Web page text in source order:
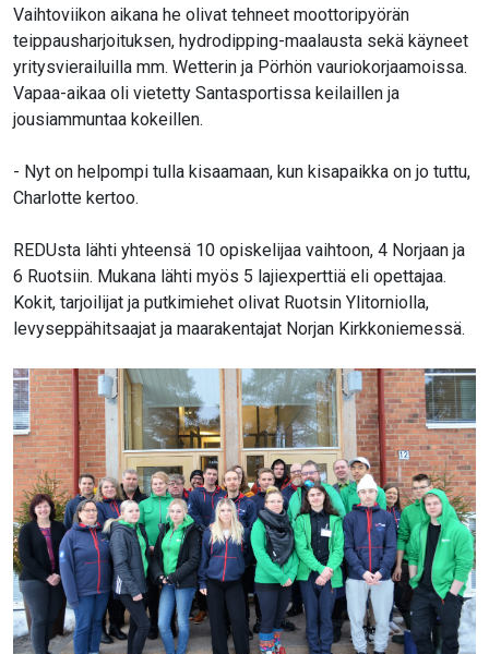
Vaihtoviikon aikana he olivat tehneet moottoripyörän
teippausharjoituksen, hydrodipping-maalausta sekä käyneet
yritysvierailuilla mm. Wetterin ja Pörhön vauriokorjaamoissa.
Vapaa-aikaa oli vietetty Santasportissa keilaillen ja
jousiammuntaa kokeillen.
- Nyt on helpompi tulla kisaamaan, kun kisapaikka on jo tuttu,
Charlotte kertoo.
REDUsta lähti yhteensä 10 opiskelijaa vaihtoon, 4 Norjaan ja
6 Ruotsiin. Mukana lähti myös 5 lajiexperttiä eli opettajaa.
Kokit, tarjoilijat ja putkimiehet olivat Ruotsin Ylitorniolla,
levyseppähitsaajat ja maarakentajat Norjan Kirkkoniemessä.